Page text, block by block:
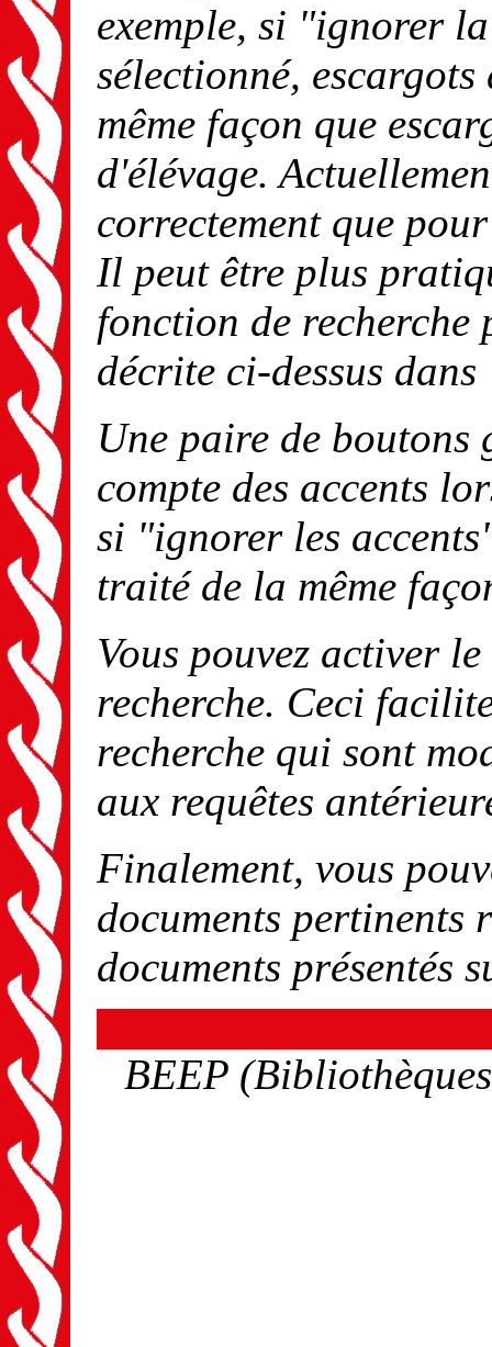
exemple, si "ignorer
sélectionné, escargots
même façon que
d'élévage.
correctement que
Il peut être plus
fonction de recherche
décrite ci-dessus
Une paire de boutons
compte des accents
si "ignorer les
traité de la même
Vous pouvez activer
recherche. Ceci
recherche qui sont
aux requêtes
Finalement, vous
documents pertinents
documents présentés
BEEP